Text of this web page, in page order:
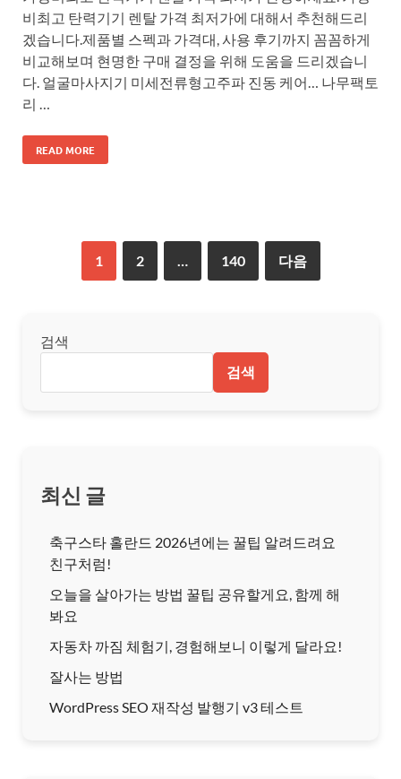
비최고 탄력기기 렌탈 가격 최저가에 대해서 추천해드리
겠습니다.제품별 스펙과 가격대, 사용 후기까지 꼼꼼하게
비교해보며 현명한 구매 결정을 위해 도움을 드리겠습니
다. 얼굴마사지기 미세전류형고주파 진동 케어… 나무팩토
리 …
READ MORE
1 2 140 다음
검색
검색
최신 글
축구스타 홀란드 2026년에는 꿀팁 알려드려요
친구처럼!
오늘을 살아가는 방법 꿀팁 공유할게요, 함께 해
봐요
자동차 까짐 체험기, 경험해보니 이렇게 달라요!
잘사는 방법
WordPress SEO 재작성 발행기 v3 테스트